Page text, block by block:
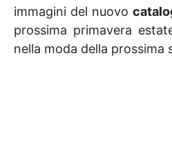
immagini del nuovo
prossima primavera
nella moda della prossima